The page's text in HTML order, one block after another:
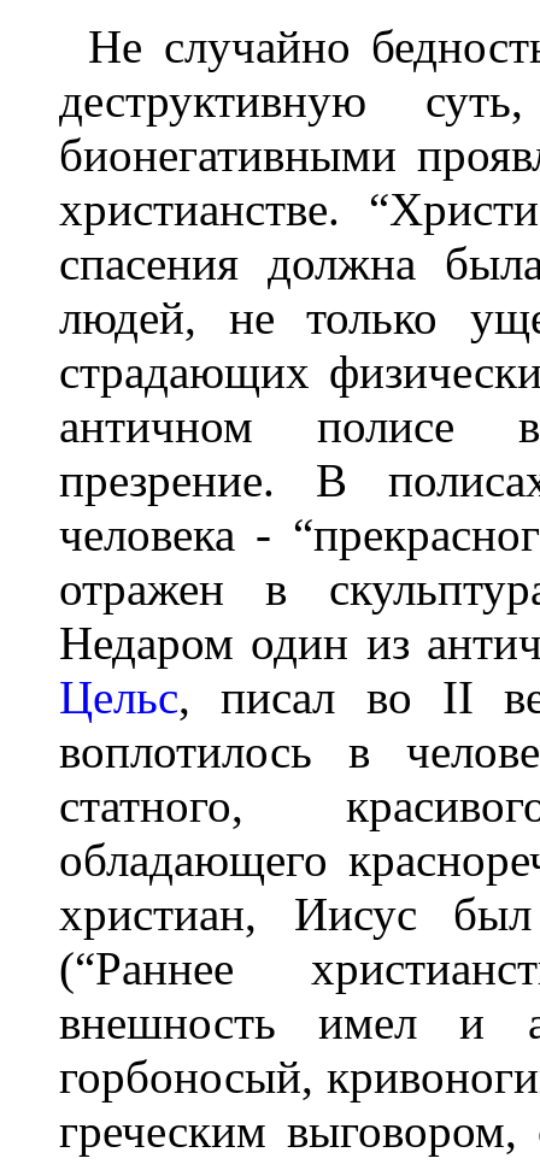
Не случайно
деструктивную
бионегативными
христианстве.
спасения должна
людей, не только
страдающих
античном полисе
презрение. В
человека -
отражен в
Недаром один из
Цельс, писал во II
воплотилось в
статного,
обладающего
христиан, Иисус
(“Раннее
внешность имел и
горбоносый,
греческим